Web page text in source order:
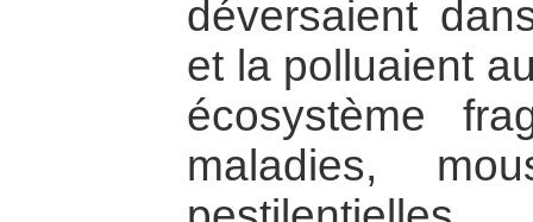
déversaient
et la polluaient
écosystème
maladies,